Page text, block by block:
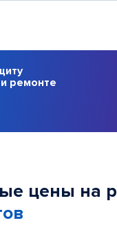
ремонте
цены на